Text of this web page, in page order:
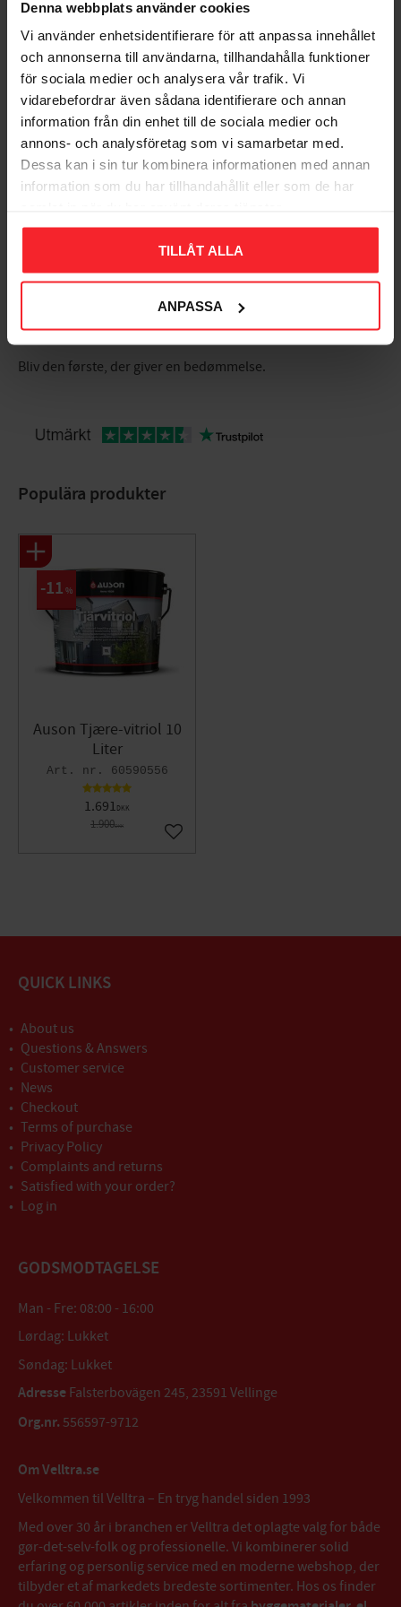
Denna webbplats använder cookies
Vi använder enhetsidentifierare för att anpassa innehållet
och annonserna till användarna, tillhandahålla funktioner
för sociala medier och analysera vår trafik. Vi
vidarebefordrar även sådana identifierare och annan
information från din enhet till de sociala medier och
annons- och analysföretag som vi samarbetar med.
Dessa kan i sin tur kombinera informationen med annan
information som du har tillhandahållit eller som de har
TILLÅT ALLA
ANPASSA
Bedømmelser
Bliv den første, der giver en bedømmelse.
Stål 50stk Fast 281605
006975771
247
Gem som favorit
Populära produkter
Auson Tjære-vitriol 10
Liter
60590556
1.691DKK
1.900DKK
11 %
Gem som favorit
QUICK LINKS
About us
Questions & Answers
Customer service
News
Checkout
Terms of purchase
Privacy Policy
Complaints and returns
Satisfied with your order?
Log in
GODSMODTAGELSE
Man - Fre: 08:00 - 16:00
Lørdag: Lukket
Søndag: Lukket
Adresse Falsterbovägen 245, 23591 Vellinge
Org.nr. 556597-9712
Om Velltra.se
Velkommen til Velltra – En tryg handel siden 1993
Med over 30 år i branchen er Velltra det oplagte valg for både
gør-det-selv-folk og professionelle. Vi kombinerer solid
erfaring og personlig service med en moderne webshop, der
tilbyder et af markedets bredeste sortimenter. Hos os finder